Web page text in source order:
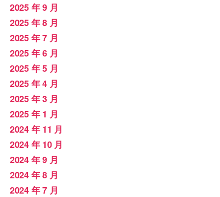
2025 年 9 月
2025 年 8 月
2025 年 7 月
2025 年 6 月
2025 年 5 月
2025 年 4 月
2025 年 3 月
2025 年 1 月
2024 年 11 月
2024 年 10 月
2024 年 9 月
2024 年 8 月
2024 年 7 月